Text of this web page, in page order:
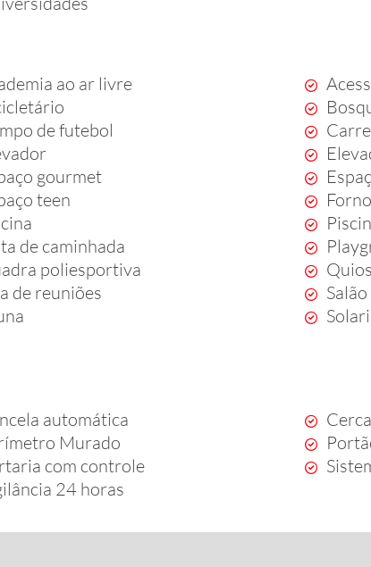
ao ar livre
de futebol
gourmet
teen
de caminhada
poliesportiva
de reuniões
automática
Murado
com controle
24 horas